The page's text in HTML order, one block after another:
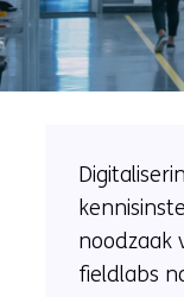
noodzaak
fieldlabs